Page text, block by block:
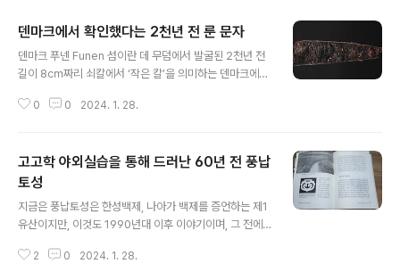
덴마크에서 확인했다는 2천년 전 룬 문자
덴마크 푸넨 Funen 섬이란 데 무덤에서 발굴된 2천년 전
길이 8㎝짜리 쇠칼에서 ‘작은 칼’을 의미하는 덴마크에서
국 언론 더 가디언 The Guardian 최근 보도했다. 이 유물
5년 인근에서 발견된 새겨진 뼈 빗과 더불어, 이 유물은 덴
마크에서 발견된 가장 오래된 룬 문자로 평가된다. 이를 보
고한 오덴세 박물관 큐레이터 제이콥 본데 Jakob Bonde
는 처음에는 룬 문자가 보이지 않아 평범한 칼인 줄 알았지
만, 보존처리 과정에서 글자 흔적을 발견했다면서 “그것은
과거 저 너머로부터 메모를 받는 것과 같은..
0 0 2024. 1. 28.
고고학 야외실습을 통해 드러난 60년 전 풍납
토성
지금은 풍납토성은 한성백제, 나아가 백제를 증언하는 제1
유산이지만, 이것도 1990년대 이후 이야기이며, 그 전에
견주어서도 형편없었다. 그런 풍납토성이 지난 30년간 전
2 0 2024. 1. 28.